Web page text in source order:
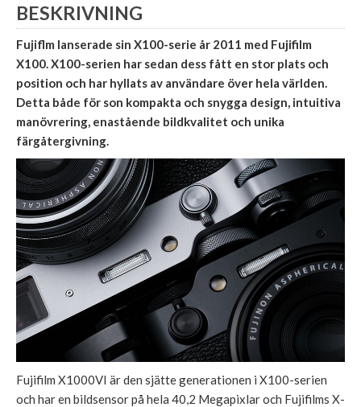
BESKRIVNING
Fujiflm lanserade sin X100-serie år 2011 med Fujifilm
X100. X100-serien har sedan dess fått en stor plats och
position och har hyllats av användare över hela världen.
Detta både för son kompakta och snygga design, intuitiva
manövrering, enastående bildkvalitet och unika
färgåtergivning.
Fujifilm X1000VI är den sjätte generationen i X100-serien
och har en bildsensor på hela 40,2 Megapixlar och Fujifilms X-